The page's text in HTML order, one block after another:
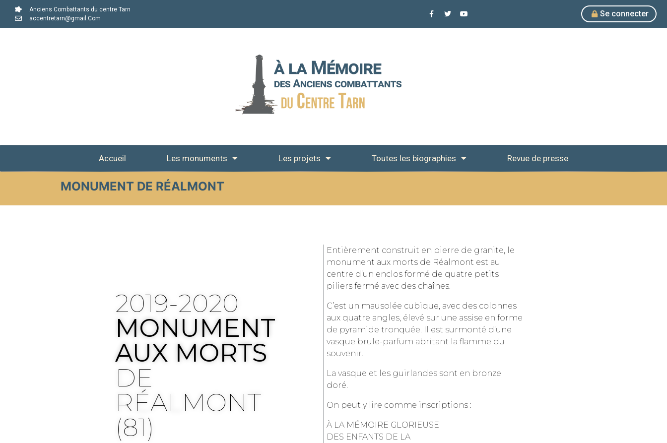
Anciens Combattants du centre Tarn
accentretarn@gmail.Com
Se connecter
Accueil Les monuments Les projets Toutes les biographies Revue de presse
MONUMENT DE RÉALMONT
2019-2020
MONUMENT
AUX MORTS
DE
RÉALMONT
(81)
Entièrement construit en pierre de granite, le
monument aux morts de Réalmont est au
centre d’un enclos formé de quatre petits
piliers fermé avec des chaînes.
C’est un mausolée cubique, avec des colonnes
aux quatre angles, élevé sur une assise en forme
de pyramide tronquée. Il est surmonté d’une
vasque brule-parfum abritant la flamme du
souvenir.
La vasque et les guirlandes sont en bronze
doré.
On peut y lire comme inscriptions :
À LA MÉMOIRE GLORIEUSE
DES ENFANTS DE LA